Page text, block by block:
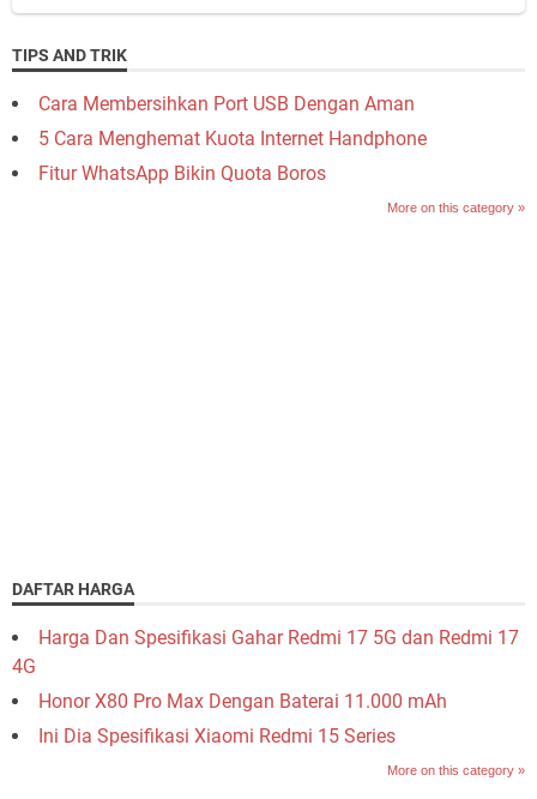
TIPS AND TRIK
Cara Membersihkan Port USB Dengan Aman
5 Cara Menghemat Kuota Internet Handphone
Fitur WhatsApp Bikin Quota Boros
More on this category »
DAFTAR HARGA
Harga Dan Spesifikasi Gahar Redmi 17 5G dan Redmi 17
4G
Honor X80 Pro Max Dengan Baterai 11.000 mAh
Ini Dia Spesifikasi Xiaomi Redmi 15 Series
More on this category »